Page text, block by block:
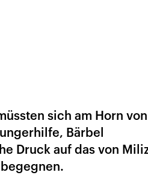
sich am Horn von
Bärbel
Druck auf das von